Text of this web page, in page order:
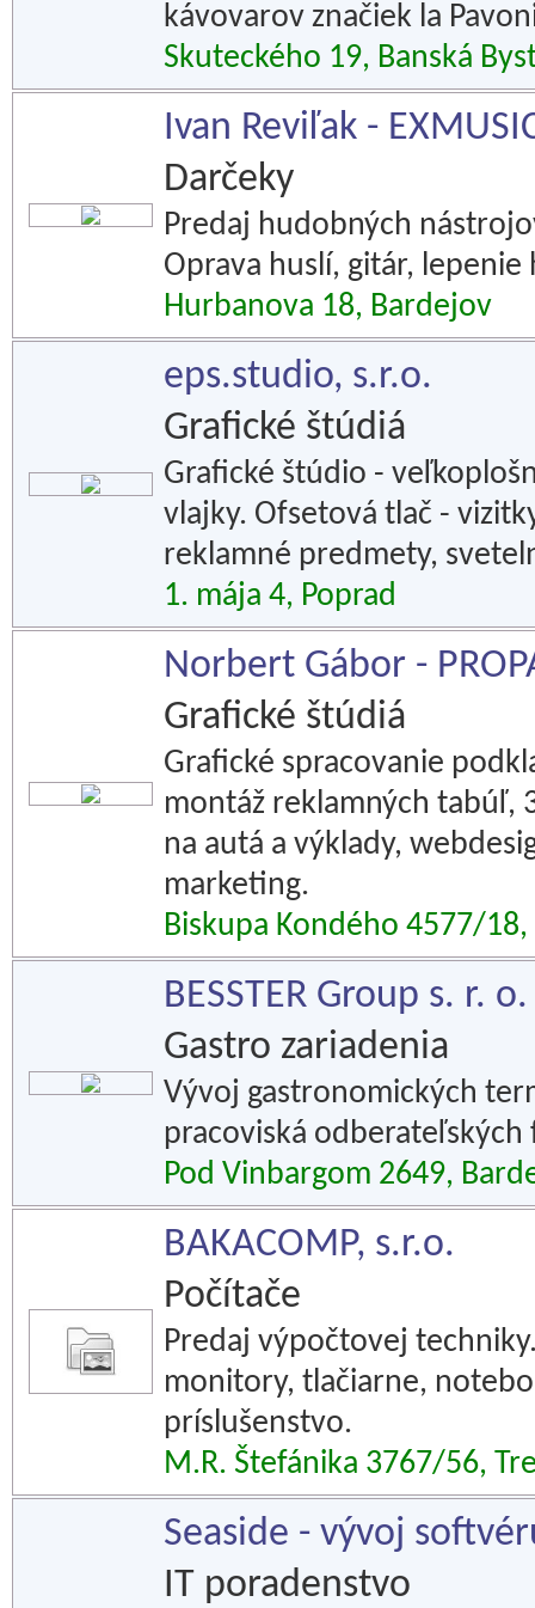
kávovarov značiek la
Skuteckého 19, Banská
Ivan Reviľak -
Darčeky
Predaj hudobných
Oprava huslí, gitár,
Hurbanova 18, Bardejov
eps.studio, s.r.o.
Grafické štúdiá
Grafické štúdio -
vlajky. Ofsetová tlač -
reklamné predmety,
1. mája 4, Poprad
Norbert Gábor -
Grafické štúdiá
Grafické spracovanie
montáž reklamných tabúľ,
na autá a výklady,
marketing.
Biskupa Kondého 4577/
BESSTER Group s. r. o.
Gastro zariadenia
Vývoj gastronomických
pracoviská odberateľských
Pod Vinbargom 2649,
BAKACOMP, s.r.o.
Počítače
Predaj výpočtovej
monitory, tlačiarne,
príslušenstvo.
M.R. Štefánika 3767/56,
Seaside - vývoj
IT poradenstvo